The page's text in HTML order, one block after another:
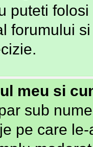
puteti
forumului
meu si
sub
pe care